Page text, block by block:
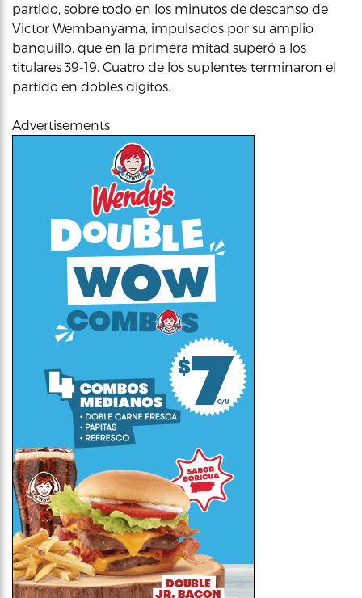
partido, sobre todo en los minutos de descanso de
Victor Wembanyama, impulsados por su amplio
banquillo, que en la primera mitad superó a los
titulares 39-19. Cuatro de los suplentes terminaron el
partido en dobles dígitos.
Advertisements